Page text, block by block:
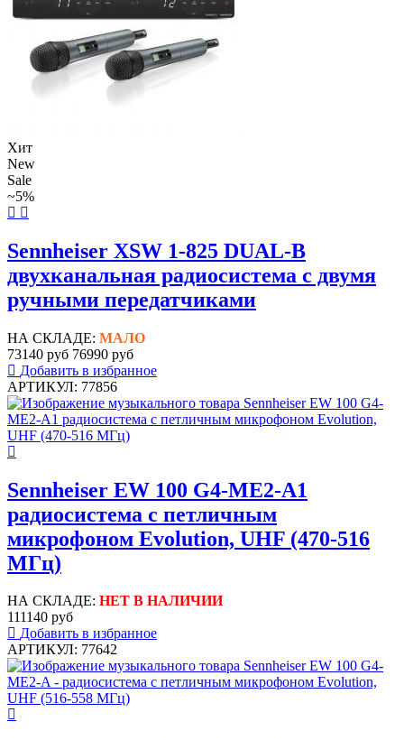
Хит
New
Sale
~5%
Sennheiser XSW 1-825 DUAL-B
двухканальная радиосистема с двумя
ручными передатчиками
НА СКЛАДЕ: МАЛО
73140 руб 76990 руб
Добавить в избранное
АРТИКУЛ: 77856
Sennheiser EW 100 G4-ME2-A1
радиосистема с петличным
микрофоном Evolution, UHF (470-516
МГц)
НА СКЛАДЕ: НЕТ В НАЛИЧИИ
111140 руб
Добавить в избранное
АРТИКУЛ: 77642